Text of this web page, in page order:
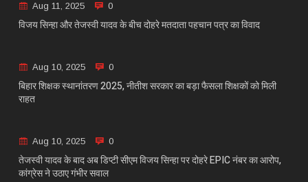
Aug 11, 2025 0
विजय सिन्हा और तेजस्वी यादव के बीच दोहरे मतदाता पहचान पत्र का विवाद
Aug 10, 2025 0
बिहार शिक्षक स्थानांतरण 2025, नीतीश सरकार का बड़ा फैसला शिक्षकों को मिली
राहत
Aug 10, 2025 0
तेजस्वी यादव के बाद अब डिप्टी सीएम विजय सिन्हा पर दोहरे EPIC नंबर का आरोप,
कांग्रेस ने उठाए गंभीर सवाल